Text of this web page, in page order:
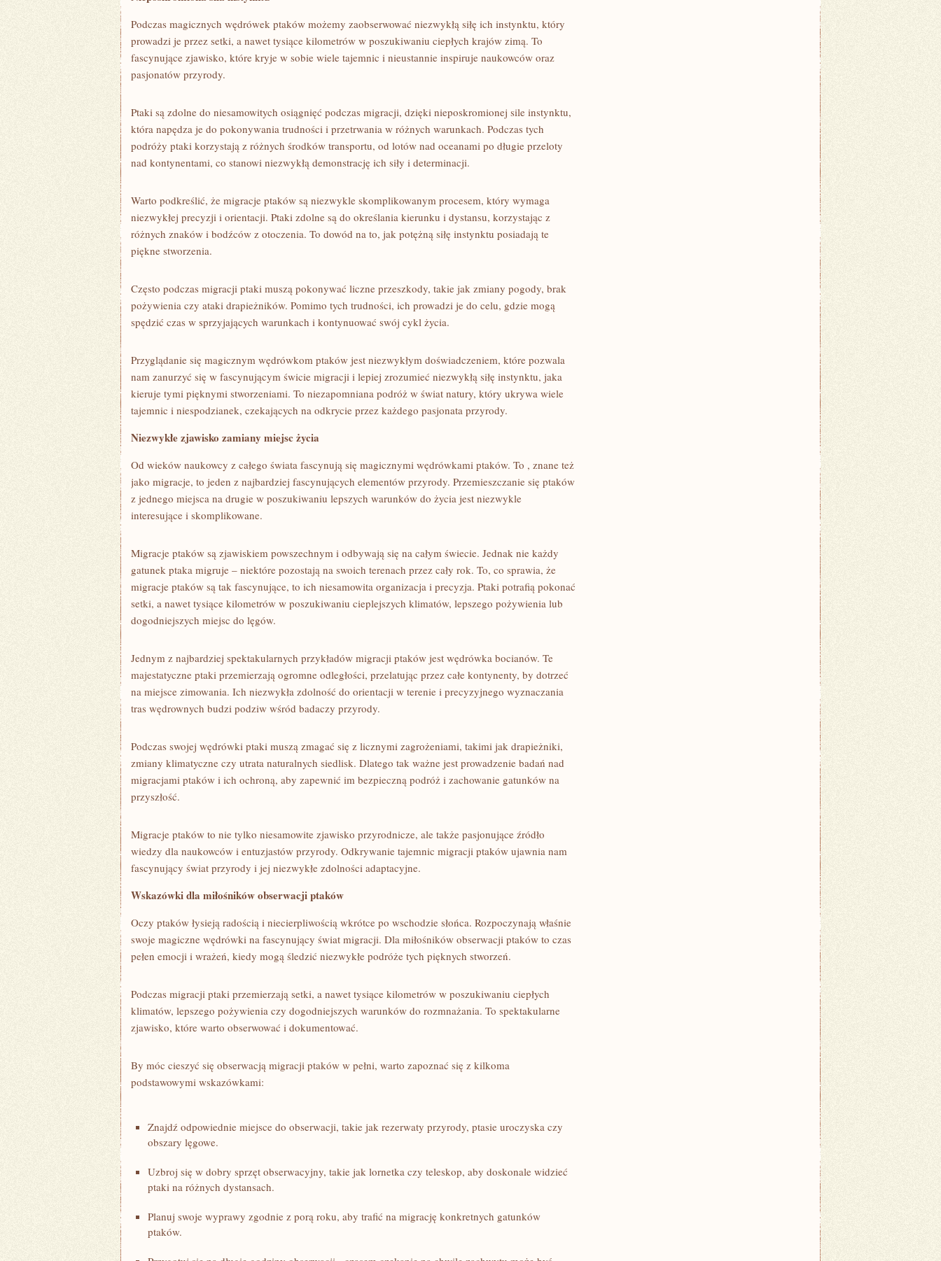
Podczas magicznych wędrówek ptaków możemy zaobserwować niezwykłą siłę ⁤ich instynktu, który
prowadzi je przez setki, a nawet tysiące kilometrów w poszukiwaniu ciepłych krajów zimą. To
fascynujące zjawisko, które kryje w sobie wiele tajemnic i ⁢nieustannie inspiruje ⁣naukowców oraz
pasjonatów ⁤przyrody.
Ptaki‍ są​ zdolne‌ do niesamowitych osiągnięć podczas migracji, dzięki nieposkromionej‌ sile instynktu,
która napędza je⁣ do pokonywania trudności i przetrwania w różnych warunkach. Podczas tych
podróży ptaki‌ korzystają z‌ różnych ⁢środków transportu, od lotów⁢ nad oceanami po długie przeloty ​
nad ‍kontynentami, co stanowi niezwykłą demonstrację ich siły i determinacji.
Warto podkreślić, że‍ migracje ptaków są ​niezwykle skomplikowanym ⁢procesem, ⁤który wymaga
niezwykłej precyzji i orientacji.⁤ Ptaki zdolne są do określania kierunku i dystansu, korzystając z
różnych znaków i bodźców ⁣z otoczenia. To dowód na to,⁤ jak potężną siłę instynktu posiadają te
piękne stworzenia.
Często podczas migracji ptaki muszą pokonywać liczne przeszkody, takie jak‌ zmiany pogody, brak
pożywienia czy ataki drapieżników. Pomimo tych trudności, ich⁣ prowadzi je‍ do celu, gdzie mogą
spędzić czas‌ w sprzyjających warunkach i kontynuować swój cykl życia.
Przyglądanie się‍ magicznym wędrówkom ptaków⁣ jest niezwykłym doświadczeniem, ‍które pozwala
nam zanurzyć się w fascynującym świcie ⁢migracji i lepiej zrozumieć niezwykłą‌ siłę instynktu,​ jaka
kieruje tymi pięknymi stworzeniami. To⁤ niezapomniana podróż w⁣ świat‍ natury, który ukrywa wiele
tajemnic i niespodzianek, czekających na odkrycie przez każdego pasjonata przyrody.
Niezwykłe zjawisko⁣ zamiany miejsc życia
Od wieków naukowcy z całego świata fascynują się⁢ magicznymi wędrówkami‌ ptaków. To ,​ znane też
jako migracje, to jeden z najbardziej⁢ fascynujących elementów przyrody. Przemieszczanie się ptaków
z jednego miejsca na ‍drugie ‍w poszukiwaniu lepszych warunków do życia jest⁤ niezwykle
interesujące i skomplikowane.
Migracje ptaków są zjawiskiem powszechnym i odbywają się na całym świecie. Jednak nie każdy
gatunek ptaka ‌migruje – niektóre pozostają na swoich terenach przez cały rok. ⁢To, co sprawia, ​że
migracje⁣ ptaków są tak fascynujące, to ich niesamowita organizacja i precyzja. Ptaki potrafią⁤ pokonać
setki, a nawet tysiące kilometrów w⁤ poszukiwaniu cieplejszych klimatów, lepszego pożywienia lub
dogodniejszych miejsc do ⁢lęgów.
Jednym ‍z najbardziej spektakularnych przykładów ⁤migracji ⁢ptaków jest wędrówka bocianów. Te
majestatyczne ptaki przemierzają ogromne odległości, ‌przelatując ⁢przez całe kontynenty, by⁤ dotrzeć
na miejsce zimowania. Ich niezwykła zdolność do⁣ orientacji ​w terenie‌ i precyzyjnego wyznaczania⁢
tras⁤ wędrownych budzi podziw‌ wśród badaczy przyrody.
Podczas swojej wędrówki⁢ ptaki muszą zmagać się‍ z licznymi⁣ zagrożeniami, takimi jak drapieżniki,
zmiany klimatyczne czy utrata naturalnych siedlisk. Dlatego tak ważne jest prowadzenie badań nad
migracjami ptaków i ich ochroną, aby zapewnić im bezpieczną podróż i zachowanie gatunków na
przyszłość.
Migracje ptaków to nie tylko niesamowite zjawisko przyrodnicze, ale także pasjonujące źródło
wiedzy dla naukowców i​ entuzjastów przyrody. ‍Odkrywanie tajemnic migracji ptaków ujawnia nam‌
fascynujący świat przyrody i jej niezwykłe zdolności adaptacyjne.
Wskazówki dla miłośników obserwacji ptaków
Oczy ptaków łysieją radością‍ i niecierpliwością wkrótce po wschodzie słońca.⁢ Rozpoczynają właśnie
swoje magiczne​ wędrówki na ‌fascynujący świat migracji. Dla miłośników obserwacji ptaków ⁣to czas
pełen⁣ emocji⁤ i‍ wrażeń, ​kiedy mogą śledzić niezwykłe podróże tych⁢ pięknych stworzeń.
Podczas ‍migracji ptaki przemierzają setki, a nawet tysiące kilometrów w poszukiwaniu ciepłych
klimatów, lepszego pożywienia czy dogodniejszych warunków do rozmnażania. To spektakularne
zjawisko, które warto ‌obserwować i dokumentować.
By ​móc cieszyć się obserwacją migracji ptaków w pełni, warto⁢ zapoznać ⁣się z kilkoma
podstawowymi ‌wskazówkami:
Znajdź⁢ odpowiednie miejsce do obserwacji,⁢ takie ‌jak rezerwaty przyrody, ptasie uroczyska⁣ czy
obszary lęgowe.
Uzbroj się w dobry ⁣sprzęt obserwacyjny, takie jak lornetka czy teleskop, aby doskonale widzieć
ptaki⁣ na różnych dystansach.
Planuj swoje wyprawy ‌zgodnie z porą roku,⁣ aby trafić na migrację ‌konkretnych gatunków
ptaków.